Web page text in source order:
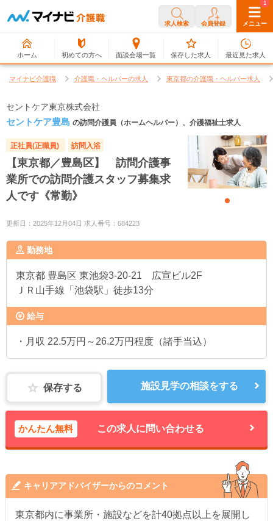
求人検索 会員登録 メニュー
ホーム 初めての方へ 面談会場一覧
0
保存した求人
1
最近見た求人
マイナビ介護職 介護職・ヘルパーの求人 東京都の介護職・ヘルパー求人
セントケア東京株式会社
セントケア豊島 の訪問介護員（ホームヘルパー）、介護福祉士求人
正社員(正職員) 訪問入浴
【東京都／豊島区】 訪問介護事
業所での訪問介護スタッフ募集求
人です《常勤》
更新日：2025年12月04日 求人番号：684223
勤務地
東京都 豊島区 東池袋3-20-21 広宣ビル2F
ＪＲ山手線「池袋駅」徒歩13分
給与
・月収 22.5万円～26.2万円程度（諸手当込）
保存する 施設見学の相談をする
かんたん無料 この求人に問い合わせる
キャリアアドバイザーからのコメント
東京都内に事業所・施設などを計40拠点以上を展開し